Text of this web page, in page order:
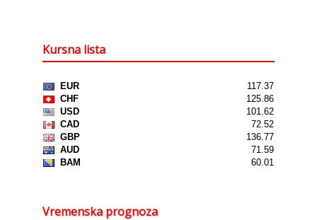
Kursna lista
Vremenska prognoza